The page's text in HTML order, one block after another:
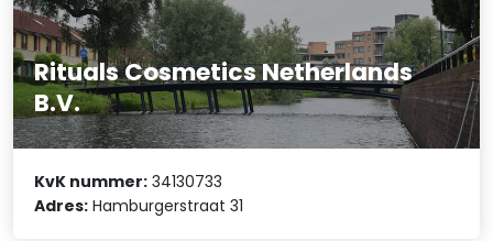
Rituals Cosmetics Netherlands
B.V.
KvK nummer: 34130733
Adres: Hamburgerstraat 31